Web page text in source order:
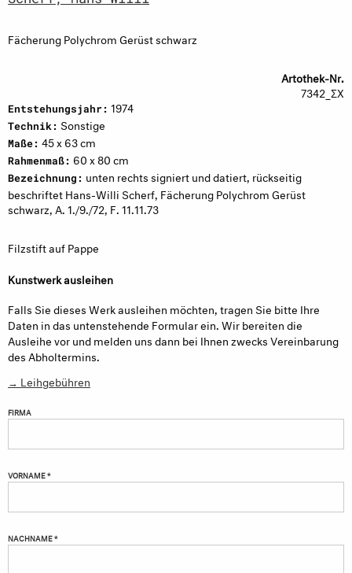
Fächerung Polychrom Gerüst schwarz
Artothek-Nr.
7342_ΣX
Entstehungsjahr: 1974
Technik: Sonstige
Maße: 45 x 63 cm
Rahmenmaß: 60 x 80 cm
Bezeichnung: unten rechts signiert und datiert, rückseitig
beschriftet Hans-Willi Scherf, Fächerung Polychrom Gerüst
schwarz, A. 1./9./72, F. 11.11.73
Filzstift auf Pappe
Kunstwerk ausleihen
Falls Sie dieses Werk ausleihen möchten, tragen Sie bitte Ihre
Daten in das untenstehende Formular ein. Wir bereiten die
Ausleihe vor und melden uns dann bei Ihnen zwecks Vereinbarung
des Abholtermins.
→ Leihgebühren
FIRMA
VORNAME *
NACHNAME *